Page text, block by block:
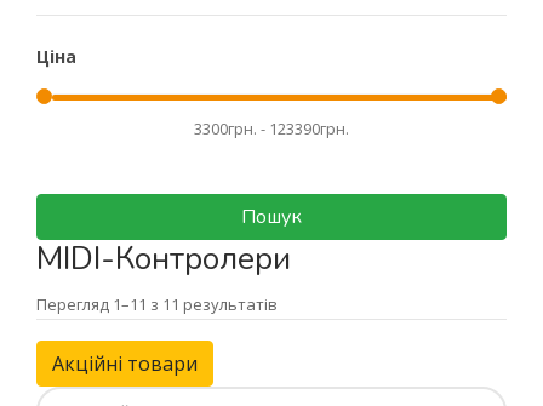
Ціна
Пошук
MIDI-Контролери
Перегляд 1–11 з 11 результатів
Акційні товари